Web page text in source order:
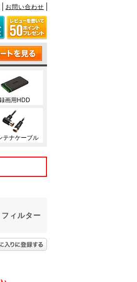
お問い合わせ
画用HDD
テナケーブル
ィルター